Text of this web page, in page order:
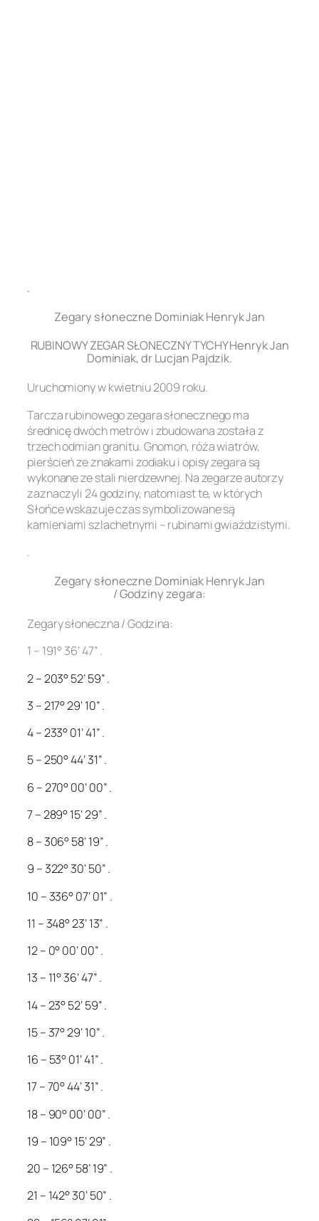
.
Zegary słoneczne Dominiak Henryk Jan
RUBINOWY ZEGAR SŁONECZNY TYCHY Henryk Jan
Dominiak, dr Lucjan Pajdzik.
Uruchomiony w kwietniu 2009 roku.
Tarcza rubinowego zegara słonecznego ma
średnicę dwóch metrów i zbudowana została z
trzech odmian granitu. Gnomon, róża wiatrów,
pierścień ze znakami zodiaku i opisy zegara są
wykonane ze stali nierdzewnej. Na zegarze autorzy
zaznaczyli 24 godziny, natomiast te, w których
Słońce wskazuje czas symbolizowane są
kamieniami szlachetnymi – rubinami gwiaździstymi.
.
Zegary słoneczne Dominiak Henryk Jan
/ Godziny zegara:
Zegary słoneczna / Godzina:
1 – 191° 36’ 47” .
2 – 203° 52’ 59” .
3 – 217° 29’ 10” .
4 – 233° 01’ 41” .
5 – 250° 44’ 31” .
6 – 270° 00’ 00” .
7 – 289° 15’ 29” .
8 – 306° 58’ 19” .
9 – 322° 30’ 50” .
10 – 336° 07’ 01” .
11 – 348° 23’ 13” .
12 – 0° 00’ 00” .
13 – 11° 36’ 47” .
14 – 23° 52’ 59” .
15 – 37° 29’ 10” .
16 – 53° 01’ 41” .
17 – 70° 44’ 31” .
18 – 90° 00’ 00” .
19 – 109° 15’ 29” .
20 – 126° 58’ 19” .
21 – 142° 30’ 50” .